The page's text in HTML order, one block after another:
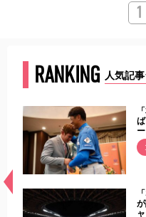
1
RANKING 人気記
常